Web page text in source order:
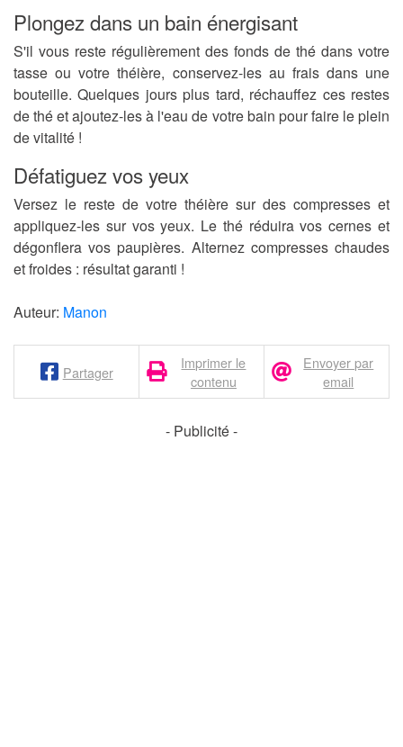
Plongez dans un bain énergisant
S'il vous reste régulièrement des fonds de thé dans votre
tasse ou votre théière, conservez-les au frais dans une
bouteille. Quelques jours plus tard, réchauffez ces restes
de thé et ajoutez-les à l'eau de votre bain pour faire le plein
de vitalité !
Défatiguez vos yeux
Versez le reste de votre théière sur des compresses et
appliquez-les sur vos yeux. Le thé réduira vos cernes et
dégonflera vos paupières. Alternez compresses chaudes
et froides : résultat garanti !
Auteur: Manon
Partager
Imprimer le
contenu
Envoyer par
email
- Publicité -